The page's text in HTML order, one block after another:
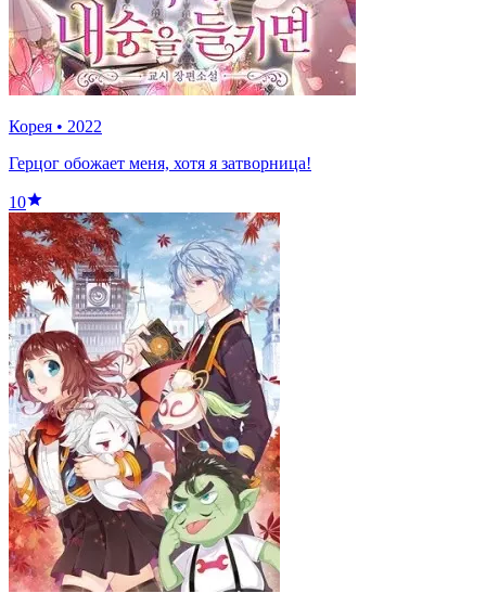
Корея • 2022
Герцог обожает меня, хотя я затворница!
10